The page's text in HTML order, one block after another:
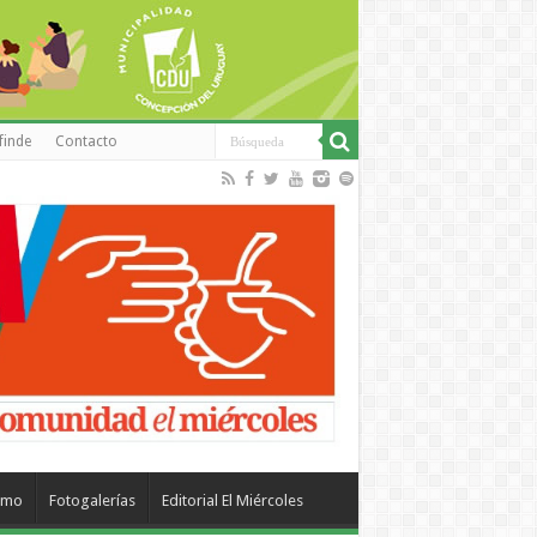
Contacto
Fotogalerías Editorial El Miércoles